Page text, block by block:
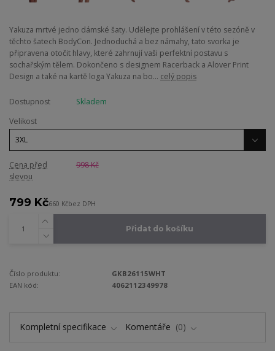
Yakuza mrtvé jedno dámské šaty. Udělejte prohlášení v této sezóně v
těchto šatech BodyCon. Jednoduchá a bez námahy, tato svorka je
připravena otočit hlavy, které zahrnují vaši perfektní postavu s
sochařským tělem. Dokončeno s designem Racerback a Alover Print
Design a také na kartě loga Yakuza na bo... celý popis
Dostupnost
Skladem
Velikost
Cena před
slevou
998 Kč
799 Kč660 Kčbez DPH
Přidat do košíku
Číslo produktu:
GKB26115WHT
EAN kód:
4062112349978
Kompletní specifikace Komentáře 0